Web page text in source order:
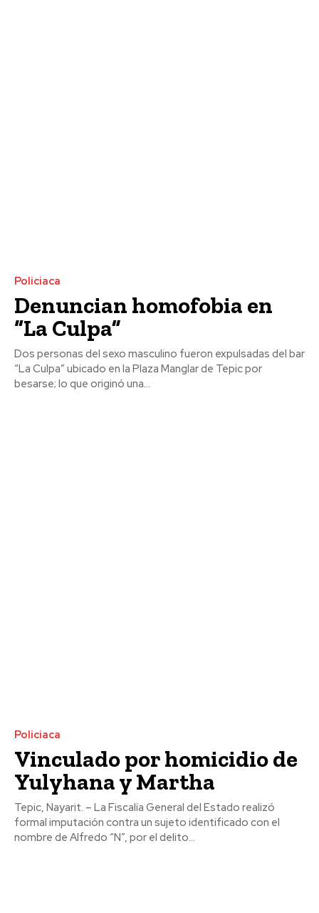
Policiaca
Denuncian homofobia en
“La Culpa”
Dos personas del sexo masculino fueron expulsadas del bar
“La Culpa” ubicado en la Plaza Manglar de Tepic por
besarse; lo que originó una...
Policiaca
Vinculado por homicidio de
Yulyhana y Martha
Tepic, Nayarit. – La Fiscalía General del Estado realizó
formal imputación contra un sujeto identificado con el
nombre de Alfredo “N”, por el delito...